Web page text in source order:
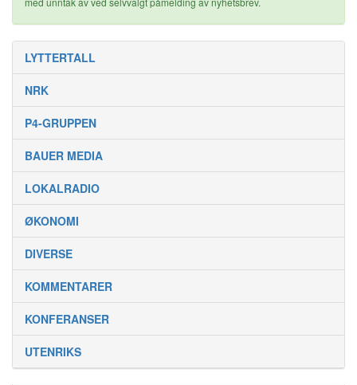
LYTTERTALL
NRK
P4-GRUPPEN
BAUER MEDIA
LOKALRADIO
ØKONOMI
DIVERSE
KOMMENTARER
KONFERANSER
UTENRIKS